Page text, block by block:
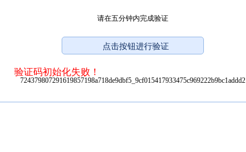
请在五分钟内完成验证
验证码初始化失败！
724379807291619857198a718de9dbf5_9cf015417933475c969222b9bc1addd2